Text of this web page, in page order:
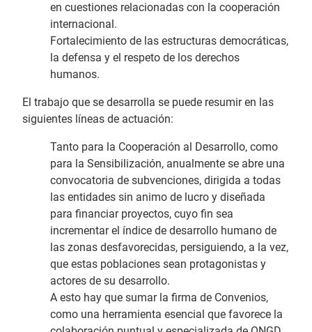
en cuestiones relacionadas con la cooperación
internacional.
Fortalecimiento de las estructuras democráticas,
la defensa y el respeto de los derechos
humanos.
El trabajo que se desarrolla se puede resumir en las
siguientes líneas de actuación:
Tanto para la Cooperación al Desarrollo, como
para la Sensibilización, anualmente se abre una
convocatoria de subvenciones, dirigida a todas
las entidades sin animo de lucro y diseñada
para financiar proyectos, cuyo fin sea
incrementar el índice de desarrollo humano de
las zonas desfavorecidas, persiguiendo, a la vez,
que estas poblaciones sean protagonistas y
actores de su desarrollo.
A esto hay que sumar la firma de Convenios,
como una herramienta esencial que favorece la